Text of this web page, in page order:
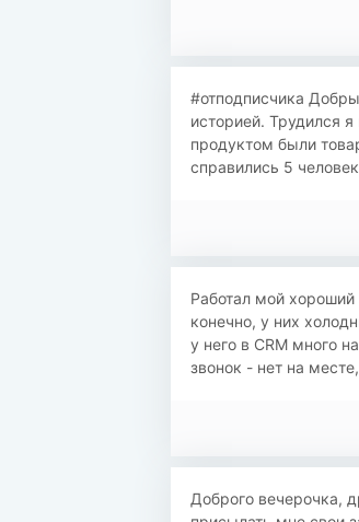
#отподписчика
историей. Трудился
продуктом были
справились 5
Работал мой хороший
конечно, у них
у него в CRM много
звонок - нет на
Доброго вечерочка,